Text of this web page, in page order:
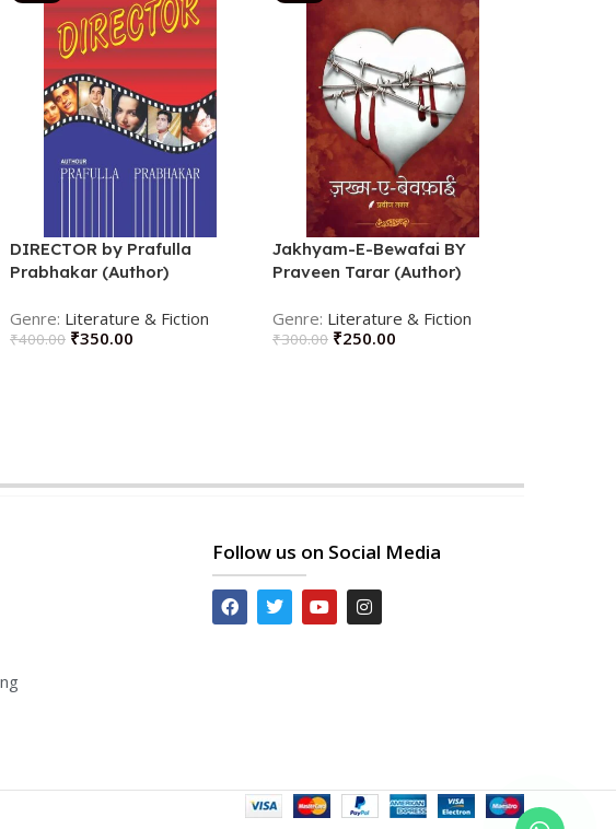
DIRECTOR by Prafulla
Prabhakar (Author)
Literature & Fiction
₹400.00 ₹350.00
Jakhyam-E-Bewafai BY
Praveen Tarar (Author)
Literature & Fiction
₹300.00 ₹250.00
Follow us on Social Media